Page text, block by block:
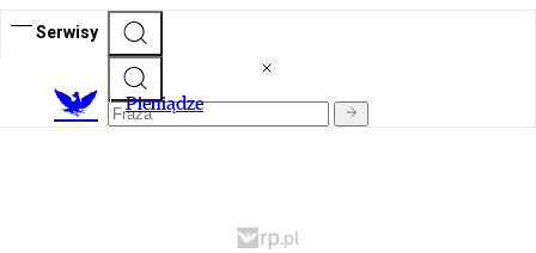
Serwisy
Pieniądze